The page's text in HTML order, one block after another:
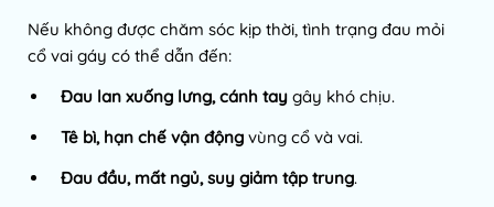
Nếu không được chăm sóc kịp thời, tình trạng đau mỏi
cổ vai gáy có thể dẫn đến:
Đau lan xuống lưng, cánh tay gây khó chịu.
Tê bì, hạn chế vận động vùng cổ và vai.
Đau đầu, mất ngủ, suy giảm tập trung.